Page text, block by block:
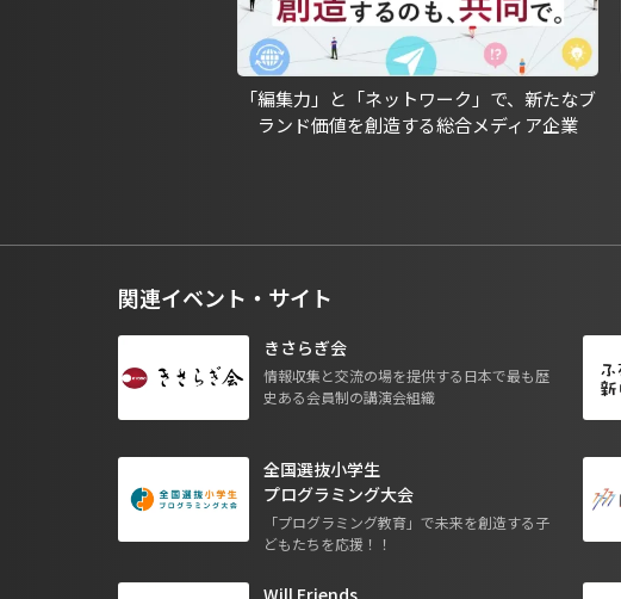
「編集力」と「ネットワーク」で、新たなブ
ランド価値を創造する総合メディア企業
関連イベント・サイト
きさらぎ会
情報収集と交流の場を提供する日本で最も歴
史ある会員制の講演会組織
全国選抜小学生
プログラミング大会
「プログラミング教育」で未来を創造する子
どもたちを応援！！
Will Friends